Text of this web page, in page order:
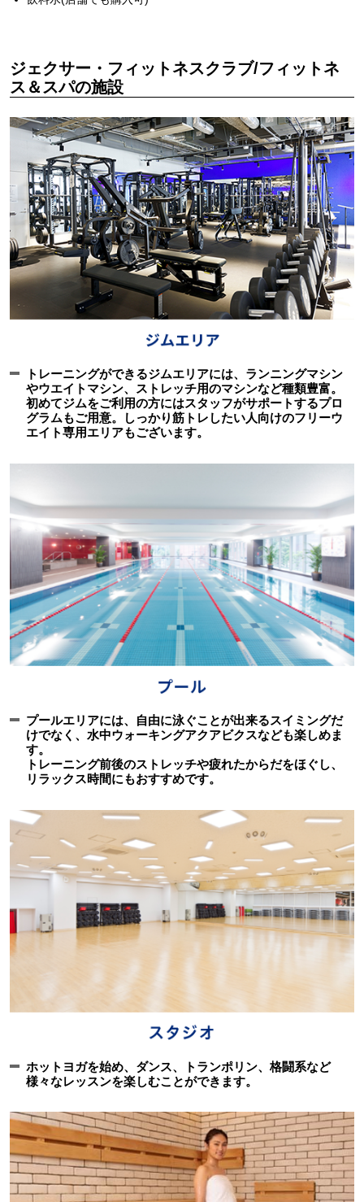
ジェクサー・フィットネスクラブ/フィットネ
ス＆スパの施設
トレーニングができるジムエリアには、ランニングマシン
やウエイトマシン、ストレッチ用のマシンなど種類豊富。
初めてジムをご利用の方にはスタッフがサポートするプロ
グラムもご用意。しっかり筋トレしたい人向けのフリーウ
エイト専用エリアもございます。
プールエリアには、自由に泳ぐことが出来るスイミングだ
けでなく、水中ウォーキングアクアビクスなども楽しめま
す。
トレーニング前後のストレッチや疲れたからだをほぐし、
リラックス時間にもおすすめです。
ホットヨガを始め、ダンス、トランポリン、格闘系など
様々なレッスンを楽しむことができます。